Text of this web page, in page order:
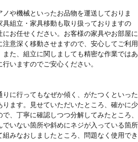
や機械といったお品物を運送しておりま
組立・家具移動も取り扱っておりますの
お任せください。お客様の家具やお部屋に
意深く移動させますので、安心してご利用
た、組立に関しましても精密な作業ではあ
いますのでご安心ください。
に行ってもなぜか傾く、がたつくといった
ります。見せていただいたところ、確かに少
、丁寧に確認しつつ分解してみたところ、
いない箇所や斜めにネジが入っている箇所
みなおしましたところ、問題なく使用でき